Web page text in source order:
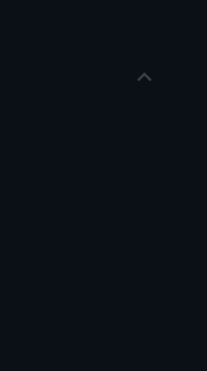
expand_more